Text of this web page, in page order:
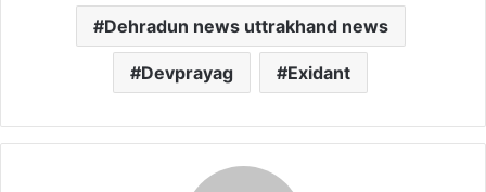
Dehradun news uttrakhand news
Devprayag Exidant